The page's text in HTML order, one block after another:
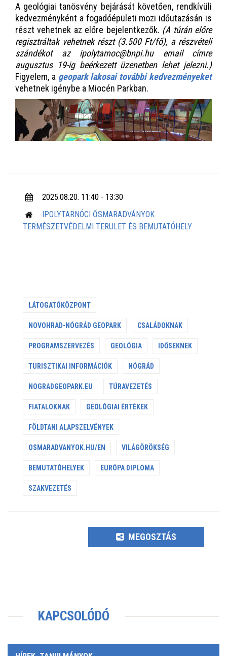
A geológiai tanösvény bejárását követően, rendkívüli
kedvezményként a fogadóépületi mozi időutazásán is
részt vehetnek az előre bejelentkezők. (A túrán előre
regisztráltak vehetnek részt (3.500 Ft/fő), a részvételi
szándékot az ipolytarnoc@bnpi.hu email címre
augusztus 19-ig beérkezett üzenetben lehet jelezni.)
Figyelem, a geopark lakosai további kedvezményeket
vehetnek igénybe a Miocén Parkban.
2025.08.20. 11:40 - 13:30
IPOLYTARNÓCI ŐSMARADVÁNYOK
TERMÉSZETVÉDELMI TERÜLET ÉS BEMUTATÓHELY
LÁTOGATÓKÖZPONT
NOVOHRAD-NÓGRÁD GEOPARK CSALÁDOKNAK
PROGRAMSZERVEZÉS GEOLÓGIA IDŐSEKNEK
TURISZTIKAI INFORMÁCIÓK NÓGRÁD
NOGRADGEOPARK.EU TÚRAVEZETÉS
FIATALOKNAK GEOLÓGIAI ÉRTÉKEK
FÖLDTANI ALAPSZELVÉNYEK
OSMARADVANYOK.HU/EN VILÁGÖRÖKSÉG
BEMUTATÓHELYEK EURÓPA DIPLOMA
SZAKVEZETÉS
MEGOSZTÁS
KAPCSOLÓDÓ